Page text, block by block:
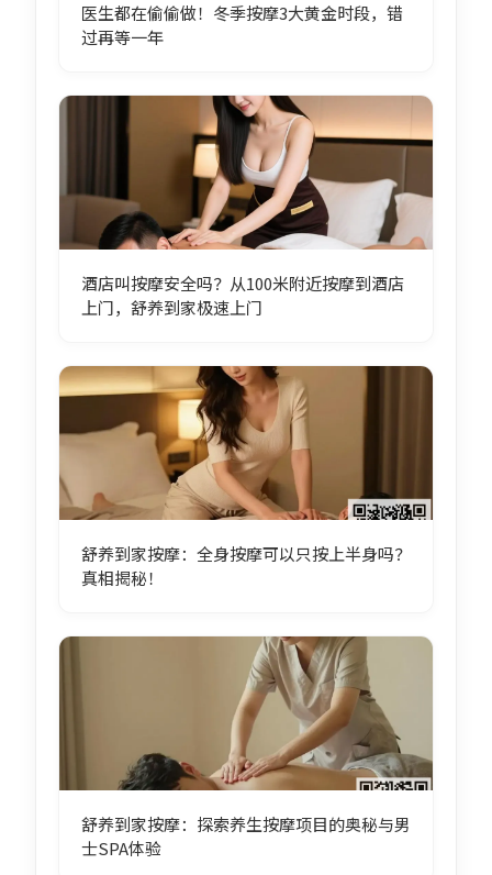
医生都在偷偷做！冬季按摩3大黄金时段，错
过再等一年
酒店叫按摩安全吗？从100米附近按摩到酒店
上门，舒养到家极速上门
舒养到家按摩：全身按摩可以只按上半身吗？
真相揭秘！
舒养到家按摩：探索养生按摩项目的奥秘与男
士SPA体验